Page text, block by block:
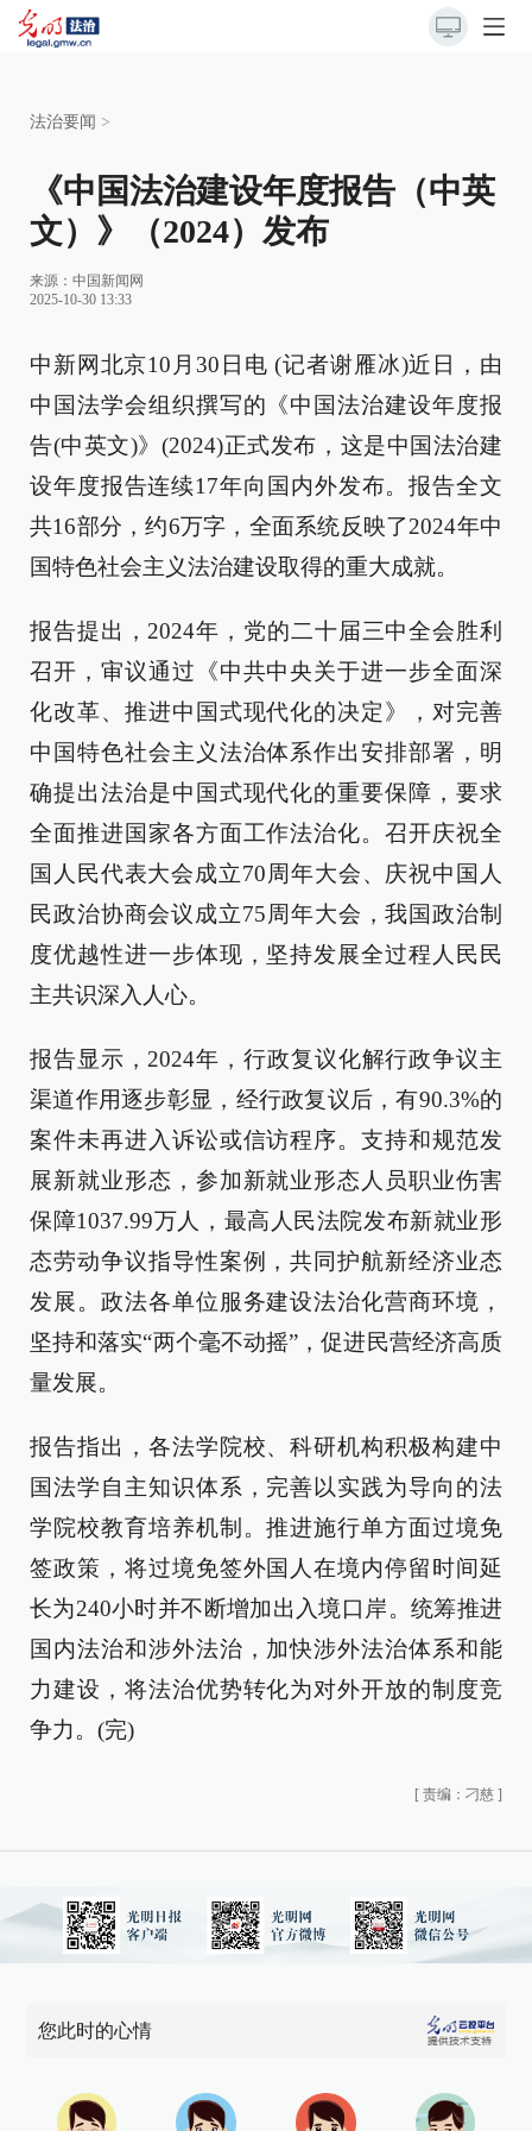
法治要闻 >
《中国法治建设年度报告（中英
文）》（2024）发布
来源： 中国新闻网
2025-10-30 13:33
中新网北京10月30日电 (记者谢雁冰)近日，由
中国法学会组织撰写的《中国法治建设年度报
告(中英文)》(2024)正式发布，这是中国法治建
设年度报告连续17年向国内外发布。报告全文
共16部分，约6万字，全面系统反映了2024年中
国特色社会主义法治建设取得的重大成就。
报告提出，2024年，党的二十届三中全会胜利
召开，审议通过《中共中央关于进一步全面深
化改革、推进中国式现代化的决定》，对完善
中国特色社会主义法治体系作出安排部署，明
确提出法治是中国式现代化的重要保障，要求
全面推进国家各方面工作法治化。召开庆祝全
国人民代表大会成立70周年大会、庆祝中国人
民政治协商会议成立75周年大会，我国政治制
度优越性进一步体现，坚持发展全过程人民民
主共识深入人心。
报告显示，2024年，行政复议化解行政争议主
渠道作用逐步彰显，经行政复议后，有90.3%的
案件未再进入诉讼或信访程序。支持和规范发
展新就业形态，参加新就业形态人员职业伤害
保障1037.99万人，最高人民法院发布新就业形
态劳动争议指导性案例，共同护航新经济业态
发展。政法各单位服务建设法治化营商环境，
坚持和落实“两个毫不动摇”，促进民营经济高质
量发展。
报告指出，各法学院校、科研机构积极构建中
国法学自主知识体系，完善以实践为导向的法
学院校教育培养机制。推进施行单方面过境免
签政策，将过境免签外国人在境内停留时间延
长为240小时并不断增加出入境口岸。统筹推进
国内法治和涉外法治，加快涉外法治体系和能
力建设，将法治优势转化为对外开放的制度竞
争力。(完)
[ 责编：刁慈 ]
您此时的心情